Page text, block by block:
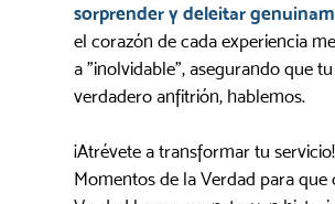
sorprender y deleitar
el corazón de cada experiencia
a "inolvidable", asegurando que
verdadero anfitrión, hablemos.
¡Atrévete a transformar tu
Momentos de la Verdad para